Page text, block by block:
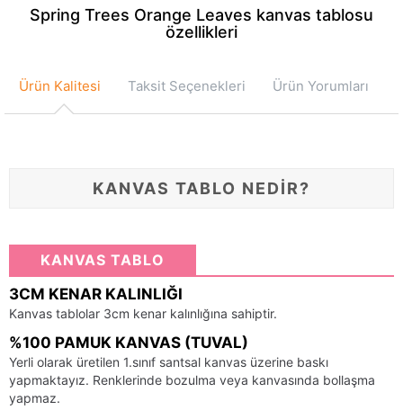
Spring Trees Orange Leaves kanvas tablosu
özellikleri
Ürün Kalitesi Taksit Seçenekleri Ürün Yorumları
KANVAS TABLO NEDİR?
KANVAS TABLO
3CM KENAR KALINLIĞI
Kanvas tablolar 3cm kenar kalınlığına sahiptir.
%100 PAMUK KANVAS (TUVAL)
Yerli olarak üretilen 1.sınıf santsal kanvas üzerine baskı
yapmaktayız. Renklerinde bozulma veya kanvasında bollaşma
yapmaz.